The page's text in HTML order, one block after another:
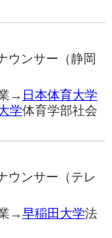
ウンサー（静岡
→ 日本体育大学
学体育学部社会
ウンサー（テレ
→早稲田大学法